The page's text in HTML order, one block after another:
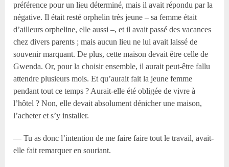
préférence pour un lieu déterminé, mais il avait répondu par la
négative. Il était resté orphelin très jeune – sa femme était
d’ailleurs orpheline, elle aussi –, et il avait passé des vacances
chez divers parents ; mais aucun lieu ne lui avait laissé de
souvenir marquant. De plus, cette maison devait être celle de
Gwenda. Or, pour la choisir ensemble, il aurait peut-être fallu
attendre plusieurs mois. Et qu’aurait fait la jeune femme
pendant tout ce temps ? Aurait-elle été obligée de vivre à
l’hôtel ? Non, elle devait absolument dénicher une maison,
l’acheter et s’y installer.
— Tu as donc l’intention de me faire faire tout le travail, avait-
elle fait remarquer en souriant.